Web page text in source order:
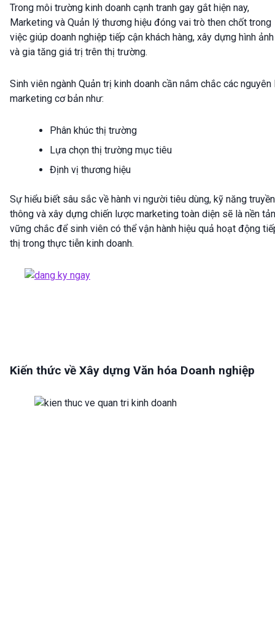
Trong môi trường kinh doanh cạnh tranh gay gắt hiện nay,
Marketing và Quản lý thương hiệu đóng vai trò then chốt trong
việc giúp doanh nghiệp tiếp cận khách hàng, xây dựng hình ảnh
và gia tăng giá trị trên thị trường.
Sinh viên ngành Quản trị kinh doanh cần nắm chắc các nguyên
marketing cơ bản như:
Phân khúc thị trường
Lựa chọn thị trường mục tiêu
Định vị thương hiệu
Sự hiểu biết sâu sắc về hành vi người tiêu dùng, kỹ năng truyền
thông và xây dựng chiến lược marketing toàn diện sẽ là nền
vững chắc để sinh viên có thể vận hành hiệu quả hoạt động
thị trong thực tiễn kinh doanh.
Kiến thức về Xây dựng Văn hóa Doanh nghiệp